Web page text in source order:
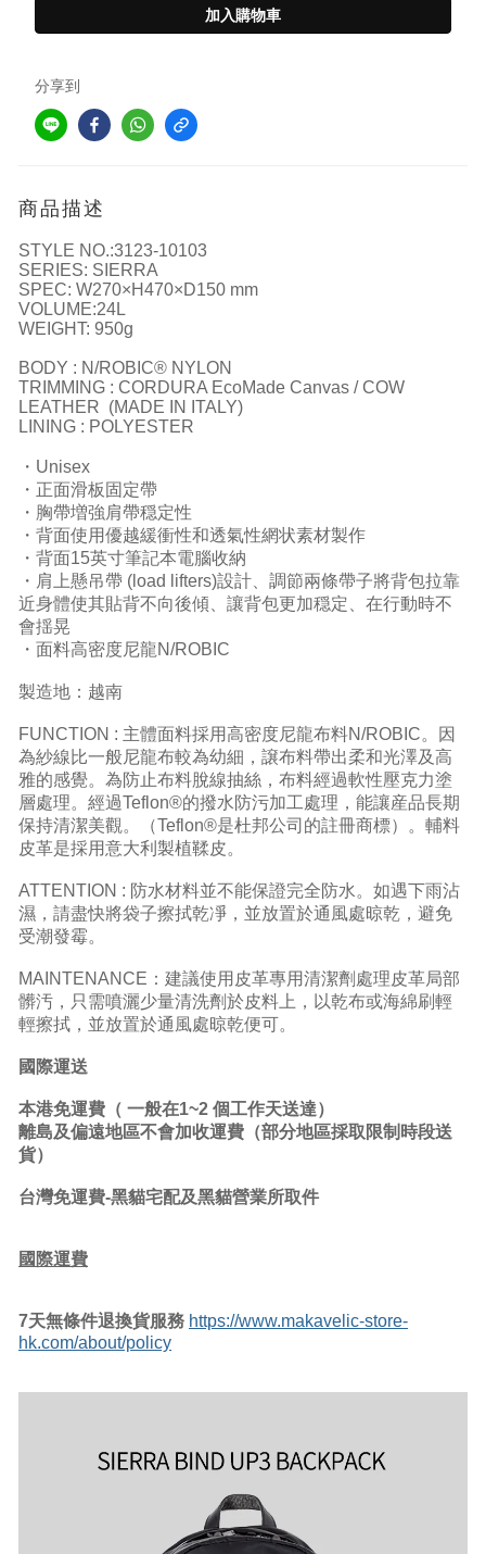
加入購物車
分享到
商品描述
STYLE NO.:3123-10103
SERIES: SIERRA
SPEC: W270×H470×D150 mm
VOLUME:24L
WEIGHT: 950g
BODY : N/ROBIC® NYLON
TRIMMING : CORDURA EcoMade Canvas / COW
LEATHER (MADE IN ITALY)
LINING : POLYESTER
・Unisex
・正面滑板固定帶
・胸帶増強肩帶穏定性
・背面使用優越緩衝性和透氣性網状素材製作
・背面15英寸筆記本電腦收納
・肩上懸吊帶 (load lifters)設計、調節兩條帶子將背包拉靠
近身體使其貼背不向後傾、讓背包更加穏定、在行動時不
會揺晃
・面料高密度尼龍N/ROBIC
製造地：越南
FUNCTION : 主體面料採用高密度尼龍布料N/ROBIC。因
為紗線比一般尼龍布較為幼細，譲布料帶出柔和光澤及高
雅的感覺。為防止布料脫線抽絲，布料經過軟性壓克力塗
層處理。經過Teflon®的撥水防污加工處理，能讓産品長期
保持清潔美觀。（Teflon®是杜邦公司的註冊商標）。輔料
皮革是採用意大利製植鞣皮。
ATTENTION : 防水材料並不能保證完全防水。如遇下雨沾
濕，請盡快將袋子擦拭乾凈，並放置於通風處晾乾，避免
受潮發霉。
MAINTENANCE：建議使用皮革專用清潔劑處理皮革局部
髒汚，只需噴灑少量清洗劑於皮料上，以乾布或海綿刷輕
輕擦拭，並放置於通風處晾乾便可。
國際運送
本港免運費 （ 一般在1~2 個工作天送達）
離島及偏遠地區不會加收運費（部分地區採取限制時段送
貨）
台灣免運費-黑貓宅配及黑貓營業所取件
國際運費
7天無條件退換貨服務 https://www.makavelic-store-
hk.com/about/policy